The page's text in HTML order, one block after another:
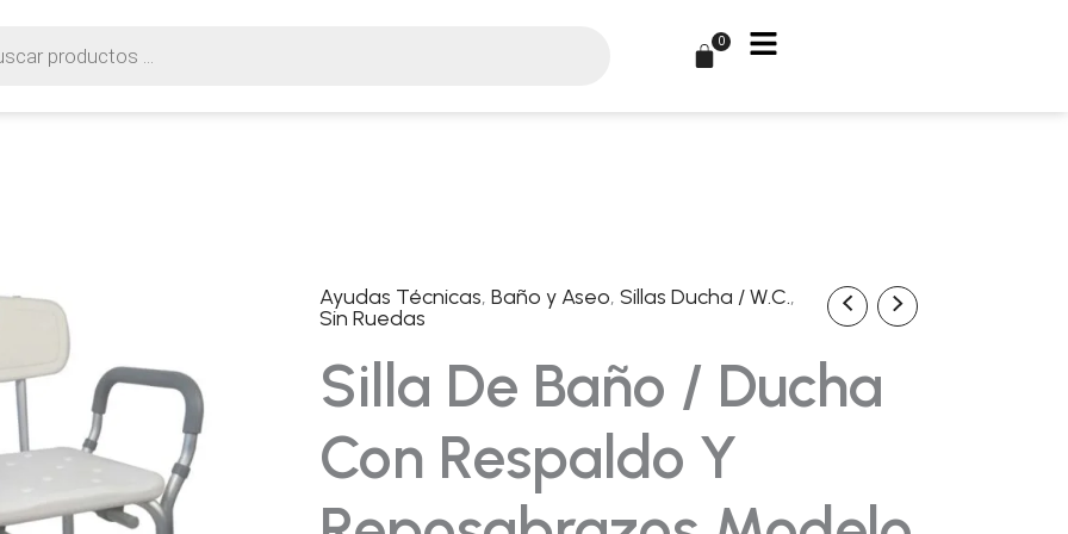
0
Carrito
Ayudas Técnicas, Baño y Aseo, Sillas Ducha / W.C.,
Sin Ruedas
Silla De Baño / Ducha
Con Respaldo Y
El
precio
original
era:
80,15€.
El
precio
actual
es:
60,05€.